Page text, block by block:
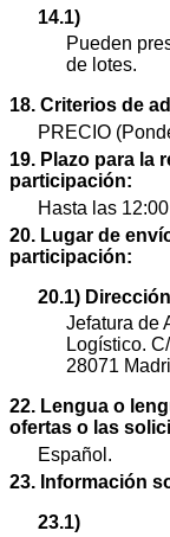
14.1)
Pueden
de lotes.
18. Criterios de
PRECIO
19. Plazo para la
participación:
Hasta las
20. Lugar de
participación:
20.1)
Jefatura de
Logístico.
28071
22. Lengua o
ofertas o las
Español.
23. Información
23.1)